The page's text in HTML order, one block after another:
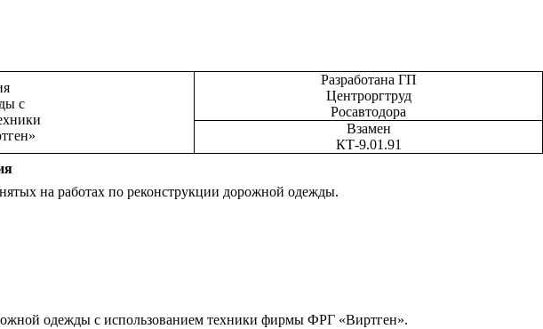
с
Разработана ГП
Центроргтруд
Росавтодора
Взамен
КТ-9.01.91
на работах по реконструкции дорожной одежды.
одежды с использованием техники фирмы ФРГ «Виртген».